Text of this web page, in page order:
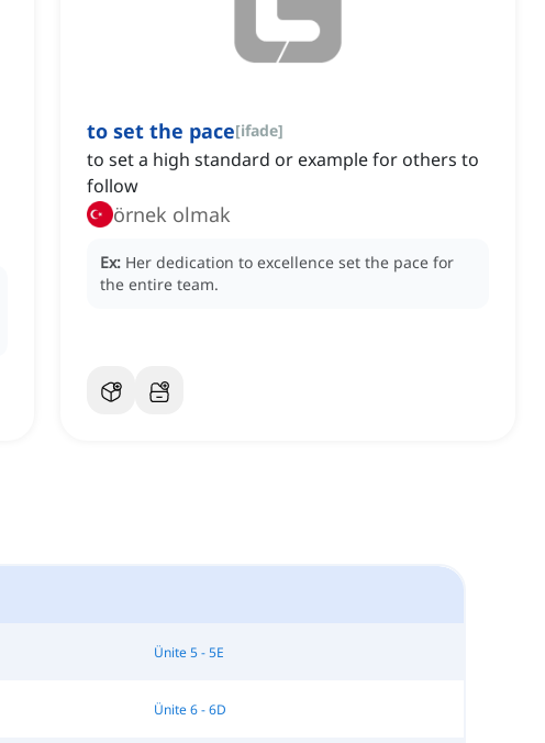
to set the pace[ifade]
to set a high standard or example for others to
follow
örnek olmak
Ex: Her dedication to excellence set the pace for
the entire team.
Ünite 5 - 5E
Ünite 6 - 6D